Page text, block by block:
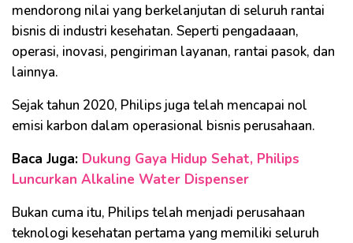
mendorong nilai yang berkelanjutan di seluruh rantai
bisnis di industri kesehatan. Seperti pengadaaan,
operasi, inovasi, pengiriman layanan, rantai pasok, dan
lainnya.
Sejak tahun 2020, Philips juga telah mencapai nol
emisi karbon dalam operasional bisnis perusahaan.
Baca Juga: Dukung Gaya Hidup Sehat, Philips
Luncurkan Alkaline Water Dispenser
Bukan cuma itu, Philips telah menjadi perusahaan
teknologi kesehatan pertama yang memiliki seluruh